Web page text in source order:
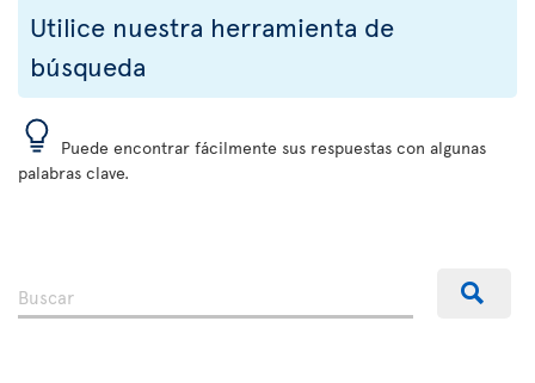
Utilice nuestra herramienta de
búsqueda
Puede encontrar fácilmente sus respuestas con algunas
palabras clave.